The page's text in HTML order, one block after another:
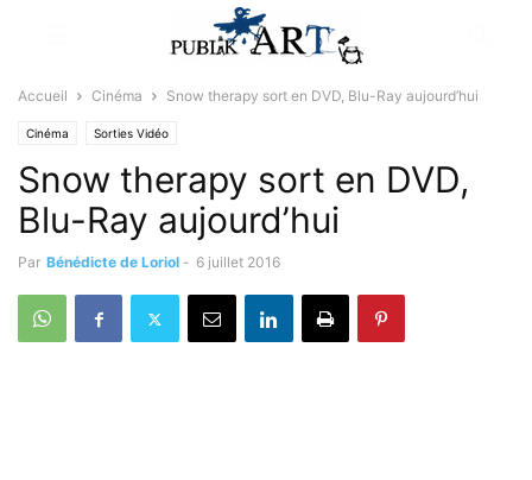
Accueil Cinéma Snow therapy sort en DVD, Blu-Ray aujourd’hui
Cinéma Sorties Vidéo
Snow therapy sort en DVD,
Blu-Ray aujourd’hui
Par Bénédicte de Loriol - 6 juillet 2016